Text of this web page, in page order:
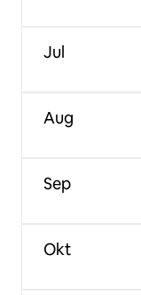
Jul
Aug
Sep
Okt